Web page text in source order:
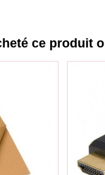
ce produit